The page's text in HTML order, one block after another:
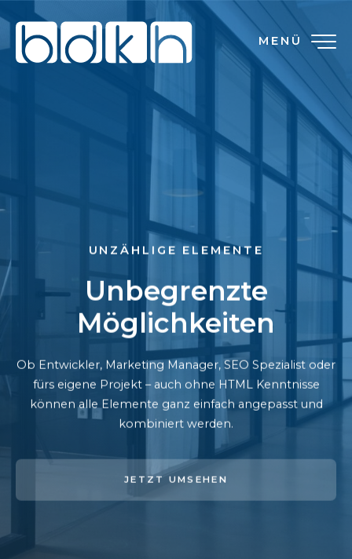
MENÜ
UNZÄHLIGE ELEMENTE
Unbegrenzte
Möglichkeiten
Ob Entwickler, Marketing Manager, SEO Spezialist oder
fürs eigene Projekt – auch ohne HTML Kenntnisse
können alle Elemente ganz einfach angepasst und
kombiniert werden.
JETZT UMSEHEN